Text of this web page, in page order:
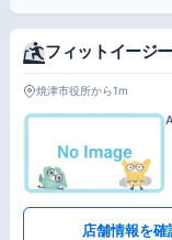
フィットイージ
焼津市役所から1m
店舗情報を確